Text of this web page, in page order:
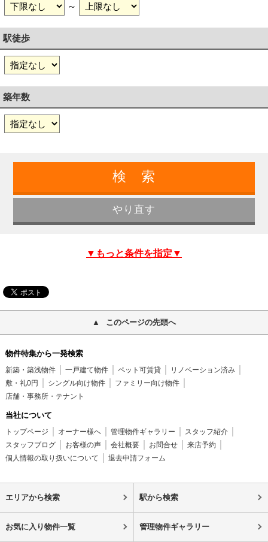
～
駅徒歩
築年数
▼もっと条件を指定▼
このページの先頭へ
物件特集から一発検索
新築・築浅物件 一戸建て物件 ペット可賃貸
リノベーション済み
敷・礼0円
シングル向け物件
ファミリー向け物件
店舗・事務所・テナント
当社について
トップページ オーナー様へ 管理物件ギャラリー
スタッフ紹介
スタッフブログ
お客様の声 会社概要 お問合せ
来店予約
個人情報の取り扱いについて
退去申請フォーム
エリアから検索 駅から検索
お気に入り物件一覧 管理物件ギャラリー